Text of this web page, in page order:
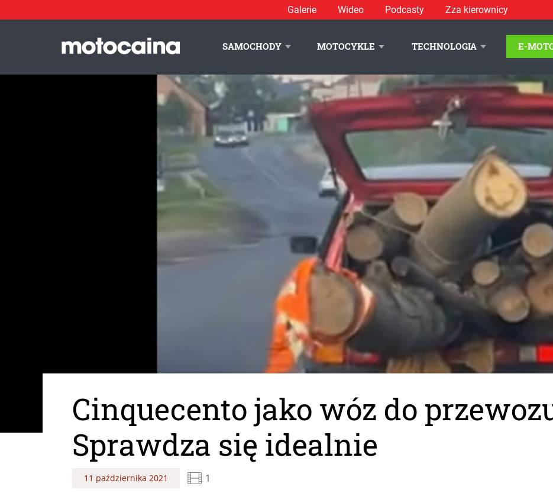
Galerie Wideo Podcasty Zza kierownicy
SAMOCHODY MOTOCYKLE TECHNOLOGIA E-
Cinquecento jako wóz do
Sprawdza się idealnie
11 października 2021 1